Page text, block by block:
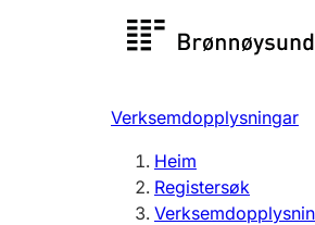
Registersøk
Registrere, endre,
Verksemdopplysningar
Heim
Registersøk